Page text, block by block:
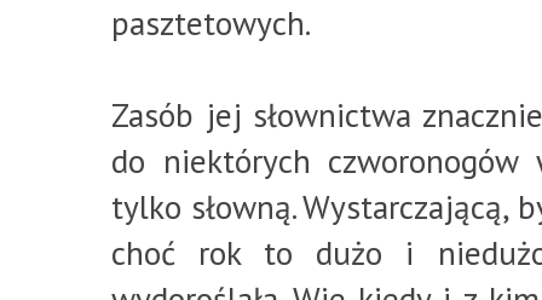
pasztetowych.
Zasób jej słownictwa
do niektórych czworonogów
tylko słowną. Wystarczającą,
choć rok to dużo i